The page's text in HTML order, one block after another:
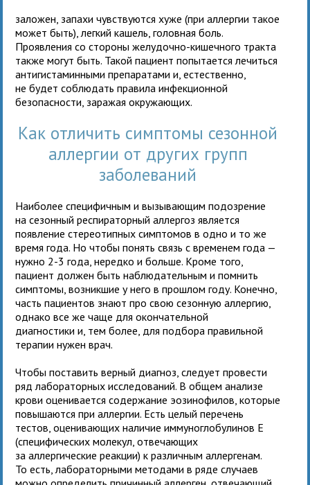
заложен, запахи чувствуются хуже (при аллергии такое
может быть), легкий кашель, головная боль.
Проявления со стороны желудочно-кишечного тракта
также могут быть. Такой пациент попытается лечиться
антигистаминными препаратами и, естественно,
не будет соблюдать правила инфекционной
безопасности, заражая окружающих.
Как отличить симптомы сезонной
аллергии от других групп
заболеваний
Наиболее специфичным и вызывающим подозрение
на сезонный респираторный аллергоз является
появление стереотипных симптомов в одно и то же
время года. Но чтобы понять связь с временем года —
нужно 2-3 года, нередко и больше. Кроме того,
пациент должен быть наблюдательным и помнить
симптомы, возникшие у него в прошлом году. Конечно,
часть пациентов знают про свою сезонную аллергию,
однако все же чаще для окончательной
диагностики и, тем более, для подбора правильной
терапии нужен врач.
Чтобы поставить верный диагноз, следует провести
ряд лабораторных исследований. В общем анализе
крови оценивается содержание эозинофилов, которые
повышаются при аллергии. Есть целый перечень
тестов, оценивающих наличие иммуноглобулинов Е
(специфических молекул, отвечающих
за аллергические реакции) к различным аллергенам.
То есть, лабораторными методами в ряде случаев